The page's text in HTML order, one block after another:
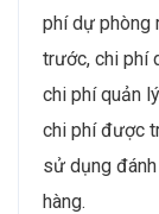
phí dự phòng
trước, chi phí
chi phí quản
chi phí được
sử dụng
hàng.